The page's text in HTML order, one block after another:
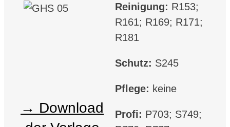
Download
Reinigung: R153;
R161; R169; R171;
R181
Schutz: S245
Pflege: keine
Profi: P703; S749;